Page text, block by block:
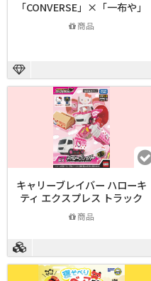
「CONVERSE」×「一布や」
商品
キャリーブレイバー ハローキ
ティ エクスプレス トラック
商品